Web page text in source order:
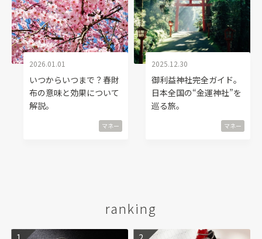
2026.01.01
いつからいつまで？春財
布の意味と効果について
解説。
マネー
2025.12.30
御利益神社完全ガイド。
日本全国の“金運神社”を
巡る旅。
マネー
ranking